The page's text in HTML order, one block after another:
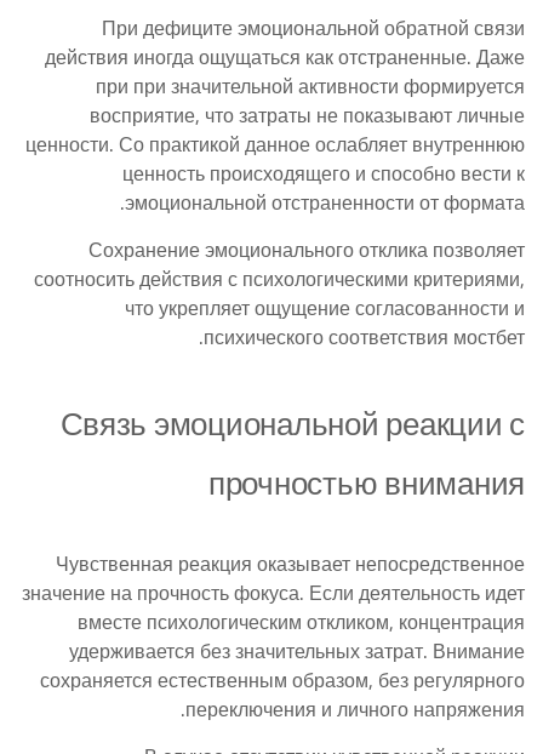
При дефиците эмоциональной обратной связи
действия иногда ощущаться как отстраненные. Даже
при при значительной активности формируется
восприятие, что затраты не показывают личные
ценности. Со практикой данное ослабляет внутреннюю
ценность происходящего и способно вести к
эмоциональной отстраненности от формата.
Сохранение эмоционального отклика позволяет
соотносить действия с психологическими критериями,
что укрепляет ощущение согласованности и
психического соответствия мостбет.
Связь эмоциональной реакции с
прочностью внимания
Чувственная реакция оказывает непосредственное
значение на прочность фокуса. Если деятельность идет
вместе психологическим откликом, концентрация
удерживается без значительных затрат. Внимание
сохраняется естественным образом, без регулярного
переключения и личного напряжения.